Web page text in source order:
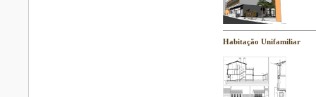
Habitação Unifamiliar